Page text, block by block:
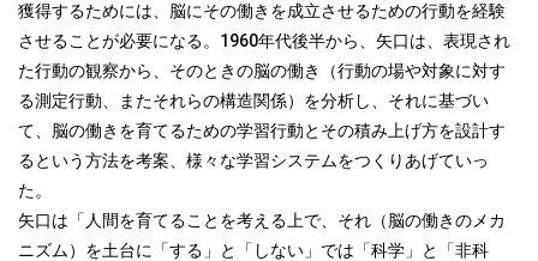
獲得するためには、脳にその働きを成立させるための行動を経験
させることが必要になる。1960年代後半から、矢口は、表現され
た行動の観察から、そのときの脳の働き（行動の場や対象に対す
る測定行動、またそれらの構造関係）を分析し、それに基づい
て、脳の働きを育てるための学習行動とその積み上げ方を設計す
るという方法を考案、様々な学習システムをつくりあげていっ
た。
矢口は「人間を育てることを考える上で、それ（脳の働きのメカ
ニズム）を土台に「する」と「しない」では「科学」と「非科